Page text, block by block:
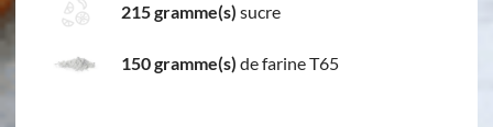
215 gramme(s) sucre
150 gramme(s) de farine T65